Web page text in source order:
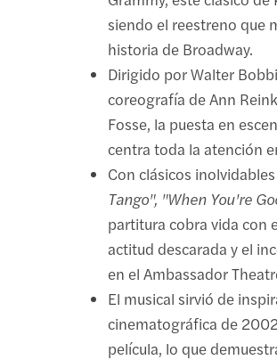
siendo el reestreno que
historia de Broadway.
Dirigido por Walter
coreografía de Ann
Fosse, la puesta en
centra toda la atención
Con clásicos
Tango", "When You're
partitura cobra vida con
actitud descarada y el
en el Ambassador
El musical sirvió de
cinematográfica de
película, lo que